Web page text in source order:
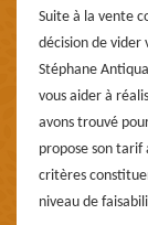
Suite à la vente
décision de vider
Stéphane
vous aider à
avons trouvé
propose son tarif
critères
niveau de